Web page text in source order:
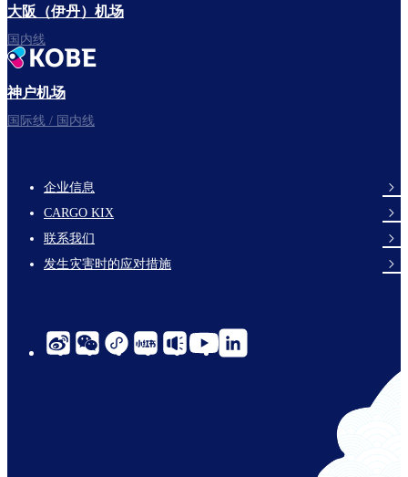
祝您旅途愉快。
大阪（伊丹）机场
国内线
神户机场
国际线 / 国内线
footer-
links-
en-
企业信息
CARGO KIX
联系我们
发生灾害时的应对措施
social-